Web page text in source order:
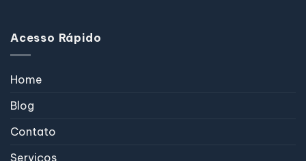
Acesso Rápido
Home
Blog
Contato
Serviços